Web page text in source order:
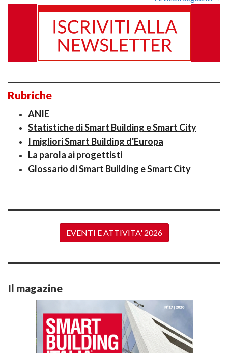
Rubriche
ANIE
Statistiche di Smart Building e Smart City
I migliori Smart Building d'Europa
La parola ai progettisti
Glossario di Smart Building e Smart City
EVENTI E ATTIVITA' 2026
Il magazine